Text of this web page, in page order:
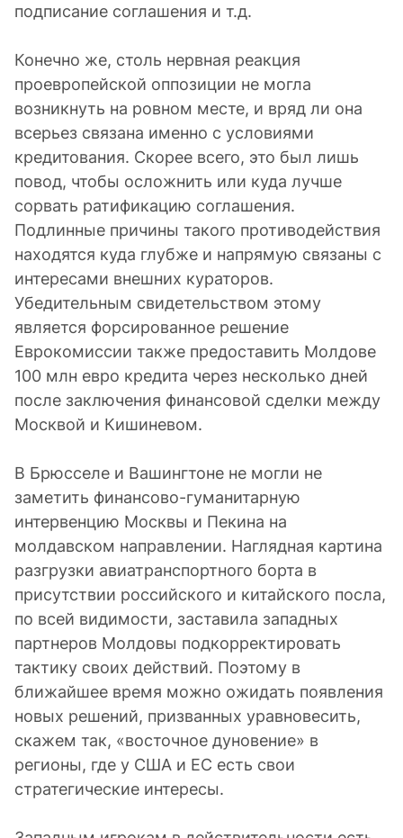
подписание соглашения и т.д.
Конечно же, столь нервная реакция
проевропейской оппозиции не могла
возникнуть на ровном месте, и вряд ли она
всерьез связана именно с условиями
кредитования. Скорее всего, это был лишь
повод, чтобы осложнить или куда лучше
сорвать ратификацию соглашения.
Подлинные причины такого противодействия
находятся куда глубже и напрямую связаны с
интересами внешних кураторов.
Убедительным свидетельством этому
является форсированное решение
Еврокомиссии также предоставить Молдове
100 млн евро кредита через несколько дней
после заключения финансовой сделки между
Москвой и Кишиневом.
В Брюсселе и Вашингтоне не могли не
заметить финансово-гуманитарную
интервенцию Москвы и Пекина на
молдавском направлении. Наглядная картина
разгрузки авиатранспортного борта в
присутствии российского и китайского посла,
по всей видимости, заставила западных
партнеров Молдовы подкорректировать
тактику своих действий. Поэтому в
ближайшее время можно ожидать появления
новых решений, призванных уравновесить,
скажем так, «восточное дуновение» в
регионы, где у США и ЕС есть свои
стратегические интересы.